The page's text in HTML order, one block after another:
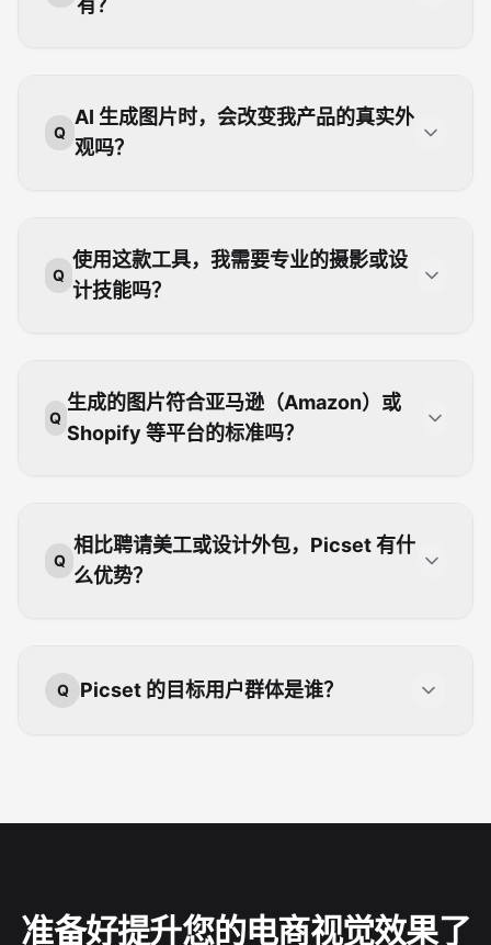
有？
Q
AI 生成图片时，会改变我产品的真实外
观吗？
Q
使用这款工具，我需要专业的摄影或设
计技能吗？
Q
生成的图片符合亚马逊（Amazon）或
Shopify 等平台的标准吗？
Q
相比聘请美工或设计外包，Picset 有什
么优势？
Q Picset 的目标用户群体是谁？
准备好提升您的电商视觉效果了